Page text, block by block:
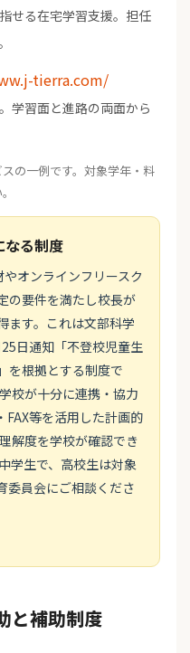
せる在宅学習支援。担任
tierra.com/
学習面と進路の両面から
の一例です。対象学年・料
なる制度
オンラインフリースク
の要件を満たし校長が
ます。これは文部科学
日通知「不登校児童生
を根拠とする制度で
校が十分に連携・協力
FAX等を活用した計画的
解度を学校が確認でき
学生で、高校生は対象
委員会にご相談くださ
と補助制度